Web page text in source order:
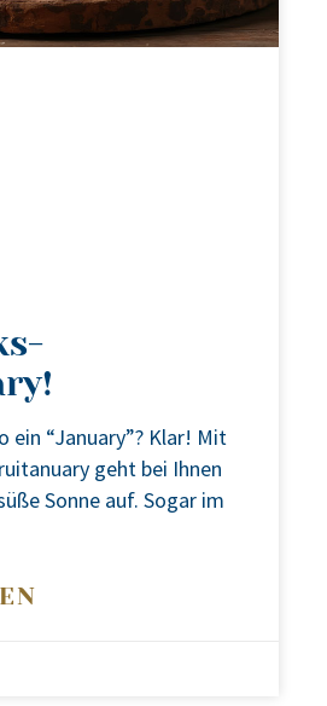
ein “Janu­ary”? Klar! Mit
geht bei Ihnen
Son­ne auf. Sogar im